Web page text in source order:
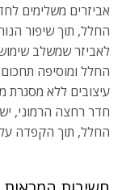
אביזרים משלימים
החלל, תוך שיפור
לאביזר שמשלב
החלל ומוסיפה
עיצובים ללא מסגרת
חדר רחצה הרמוני,
החלל, תוך הקפדה על